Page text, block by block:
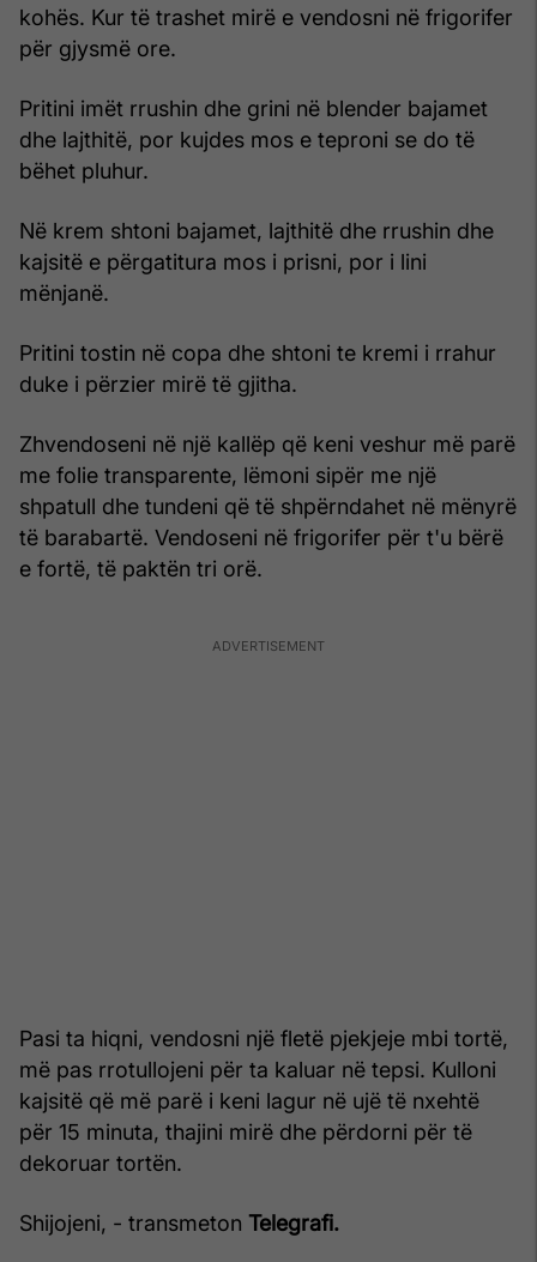
kohës. Kur të trashet mirë e vendosni në frigorifer
për gjysmë ore.
Pritini imët rrushin dhe grini në blender bajamet
dhe lajthitë, por kujdes mos e teproni se do të
bëhet pluhur.
Në krem shtoni bajamet, lajthitë dhe rrushin dhe
kajsitë e përgatitura mos i prisni, por i lini
mënjanë.
Pritini tostin në copa dhe shtoni te kremi i rrahur
duke i përzier mirë të gjitha.
Zhvendoseni në një kallëp që keni veshur më parë
me folie transparente, lëmoni sipër me një
shpatull dhe tundeni që të shpërndahet në mënyrë
të barabartë. Vendoseni në frigorifer për t'u bërë
e fortë, të paktën tri orë.
Pasi ta hiqni, vendosni një fletë pjekjeje mbi tortë,
më pas rrotullojeni për ta kaluar në tepsi. Kulloni
kajsitë që më parë i keni lagur në ujë të nxehtë
për 15 minuta, thajini mirë dhe përdorni për të
dekoruar tortën.
Shijojeni, - transmeton Telegrafi.